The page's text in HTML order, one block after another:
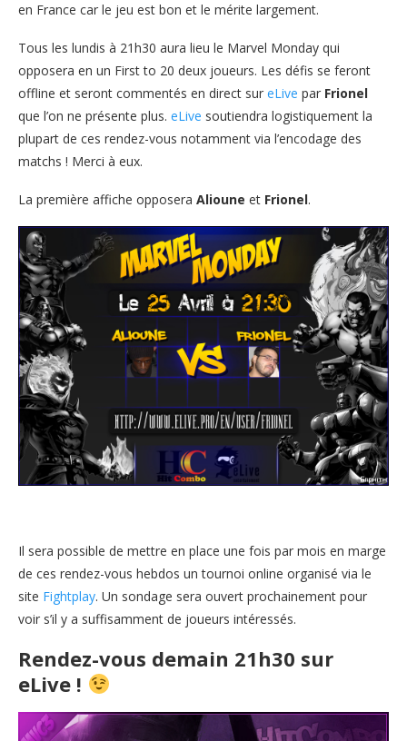
en France car le jeu est bon et le mérite largement.
Tous les lundis à 21h30 aura lieu le Marvel Monday qui
opposera en un First to 20 deux joueurs. Les défis se feront
offline et seront commentés en direct sur eLive par Frionel
que l’on ne présente plus. eLive soutiendra logistiquement la
plupart de ces rendez-vous notamment via l’encodage des
matchs ! Merci à eux.
La première affiche opposera Alioune et Frionel.
Il sera possible de mettre en place une fois par mois en marge
de ces rendez-vous hebdos un tournoi online organisé via le
site Fightplay. Un sondage sera ouvert prochainement pour
voir s’il y a suffisamment de joueurs intéressés.
Rendez-vous demain 21h30 sur
eLive !